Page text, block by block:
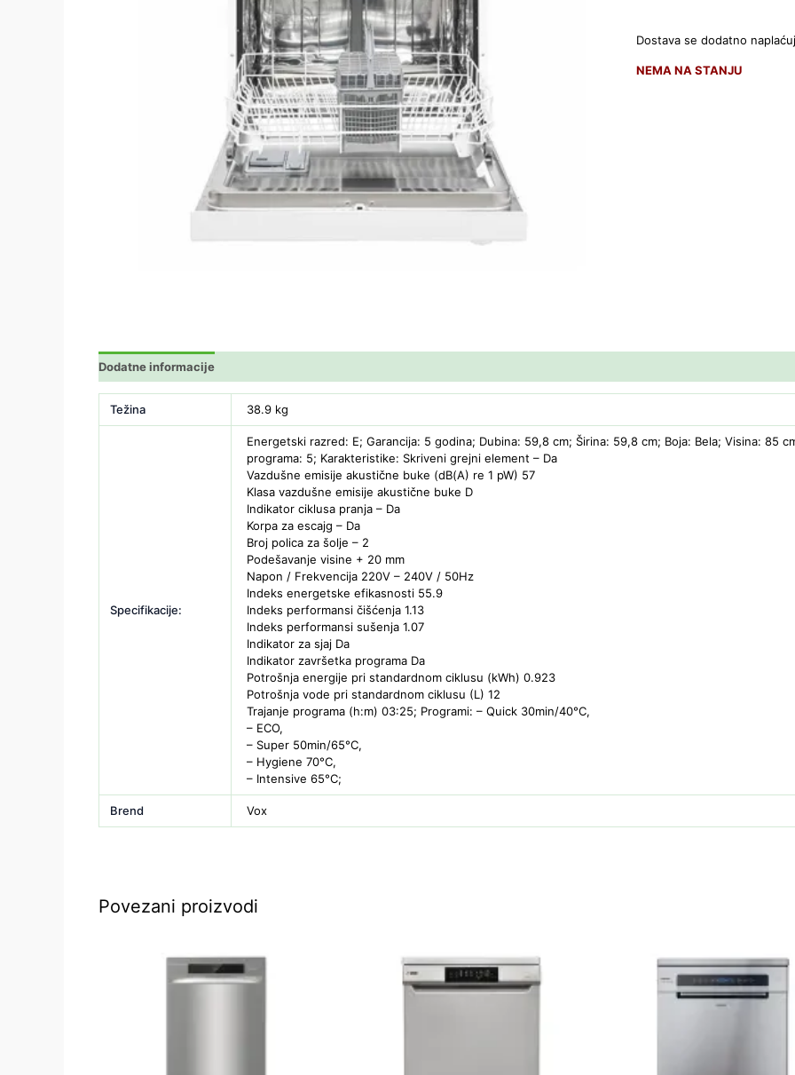
Dostava se dodatno
NEMA NA STANJU
Dodatne informacije
Težina 38.9 kg
Specifikacije:
Energetski razred: E; Garancija: 5 godina; Dubina: 59,8 cm; Širina: 59,8 cm; Boja: Bela; Visina: 85
programa: 5; Karakteristike: Skriveni grejni element – Da
Vazdušne emisije akustične buke (dB(A) re 1 pW) 57
Klasa vazdušne emisije akustične buke D
Indikator ciklusa pranja – Da
Korpa za escajg – Da
Broj polica za šolje – 2
Podešavanje visine + 20 mm
Napon / Frekvencija 220V – 240V / 50Hz
Indeks energetske efikasnosti 55.9
Indeks performansi čišćenja 1.13
Indeks performansi sušenja 1.07
Indikator za sjaj Da
Indikator završetka programa Da
Potrošnja energije pri standardnom ciklusu (kWh) 0.923
Potrošnja vode pri standardnom ciklusu (L) 12
Trajanje programa (h:m) 03:25; Programi: – Quick 30min/40°C,
– ECO,
– Super 50min/65°C,
– Hygiene 70°C,
– Intensive 65°C;
Brend Vox
Povezani proizvodi